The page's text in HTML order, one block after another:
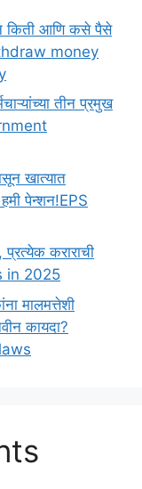
किती आणि कसे पैसे
money
तीन प्रमुख
खात्यात
पेन्शन!EPS
कराराची
in 2025
मालमत्तेशी
कायदा?